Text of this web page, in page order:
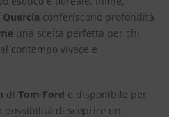
conferiscono profondità
una scelta perfetta per chi
contempo vivace e
di Tom Ford è disponibile per
possibilità di scoprire un